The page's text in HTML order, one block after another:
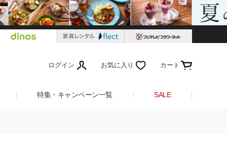
ログイン お気に入り カート
特集・キャンペーン一覧 SALE